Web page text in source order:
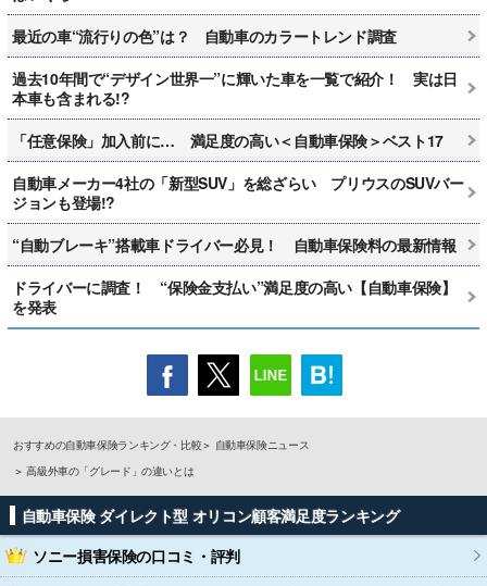
最近の車“流行りの色”は？ 自動車のカラートレンド調査
過去10年間で“デザイン世界一”に輝いた車を一覧で紹介！ 実は日
本車も含まれる!?
「任意保険」加入前に… 満足度の高い＜自動車保険＞ベスト17
自動車メーカー4社の「新型SUV」を総ざらい プリウスのSUVバー
ジョンも登場!?
“自動ブレーキ”搭載車ドライバー必見！ 自動車保険料の最新情報
ドライバーに調査！ “保険金支払い”満足度の高い【自動車保険】
を発表
おすすめの自動車保険ランキング・比較
自動車保険ニュース
高級外車の「グレード」の違いとは
自動車保険 ダイレクト型 オリコン顧客満足度ランキング
ソニー損害保険の口コミ・評判